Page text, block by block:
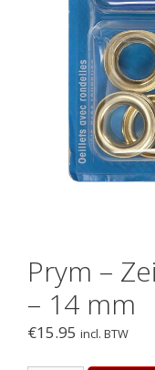
Prym –
– 14 mm
€15.95 incl. BTW